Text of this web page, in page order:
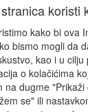
online
koristi
kako bi ova
bismo mogli da
kao i u cilju
o kolačićima
na dugme
se" ili